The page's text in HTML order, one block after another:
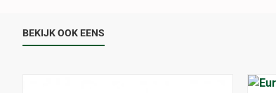
BEKIJK OOK EENS